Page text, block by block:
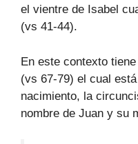
el vientre de Isabel
(vs 41-44).
En este contexto
(vs 67-79) el cual
nacimiento, la
nombre de Juan y su